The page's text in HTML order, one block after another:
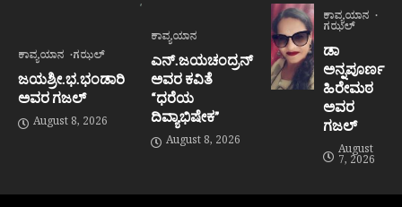
ಕಾವ್ಯಯಾನ ಗಝಲ್
ಜಯಶ್ರೀ.ಭ.ಭಂಡಾರಿ
ಅವರ ಗಜಲ್
August 8, 2026
ಕಾವ್ಯಯಾನ
ಎನ್.ಜಯಚಂದ್ರನ್
ಅವರ ಕವಿತೆ
“ಧರೆಯ
ದಿವ್ಯಾಭಿಷೇಕ”
August 8, 2026
ಕಾವ್ಯಯಾನ
ಗಝಲ್
ಡಾ
ಅನ್ನಪೂರ್ಣ
ಹಿರೇಮಠ
ಅವರ
ಗಜಲ್
August
7, 2026